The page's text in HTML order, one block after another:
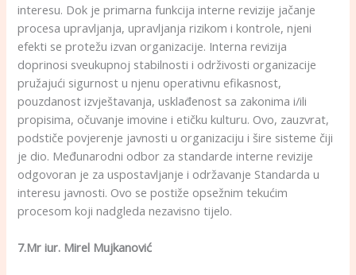
interesu. Dok je primarna funkcija interne revizije jačanje
procesa upravljanja, upravljanja rizikom i kontrole, njeni
efekti se protežu izvan organizacije. Interna revizija
doprinosi sveukupnoj stabilnosti i održivosti organizacije
pružajući sigurnost u njenu operativnu efikasnost,
pouzdanost izvještavanja, usklađenost sa zakonima i/ili
propisima, očuvanje imovine i etičku kulturu. Ovo, zauzvrat,
podstiče povjerenje javnosti u organizaciju i šire sisteme čiji
je dio. Međunarodni odbor za standarde interne revizije
odgovoran je za uspostavljanje i održavanje Standarda u
interesu javnosti. Ovo se postiže opsežnim tekućim
procesom koji nadgleda nezavisno tijelo.
7.Mr iur. Mirel Mujkanović